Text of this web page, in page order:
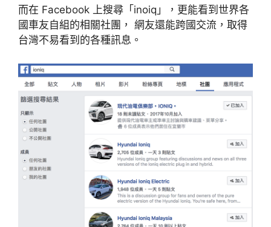
而在 Facebook 上搜尋「inoiq」，更能看到世界各
國車友自組的相關社團， 網友還能跨國交流，取得
台灣不易看到的各種訊息。